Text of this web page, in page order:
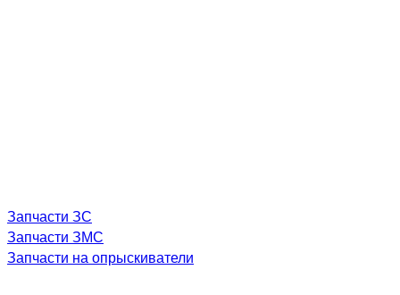
Запчасти ЗС
Запчасти ЗМС
Запчасти на опрыскиватели